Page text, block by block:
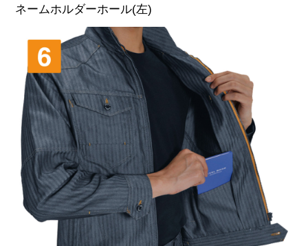
ネームホルダーホール(左)